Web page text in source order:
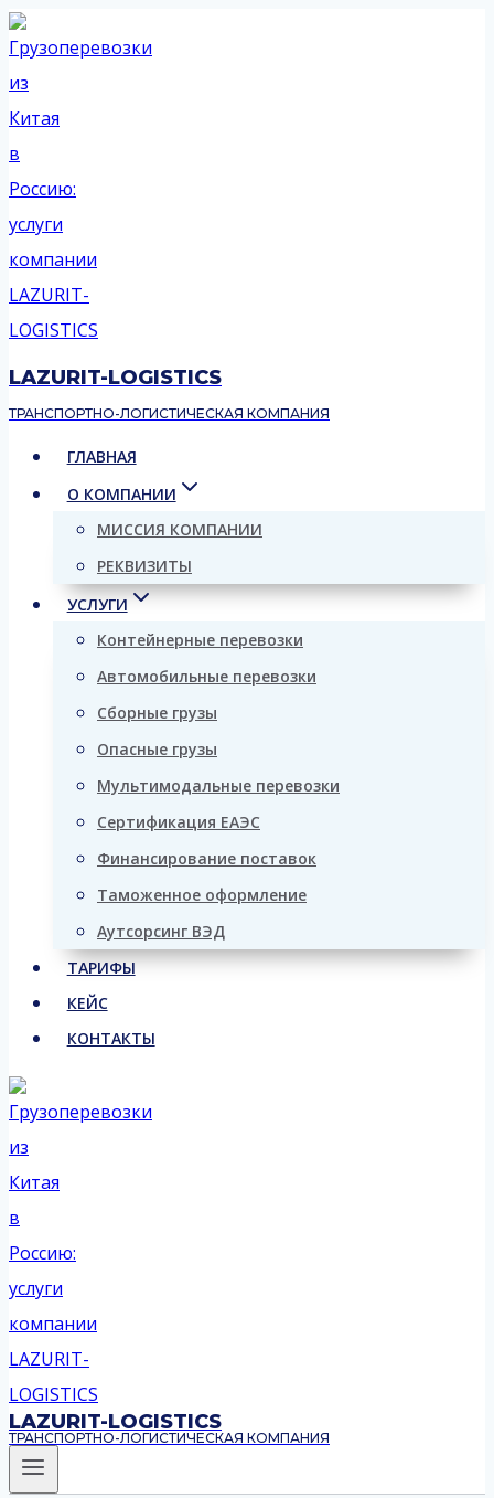
Перейти
к
содержимому
LAZURIT-LOGISTICS
ТРАНСПОРТНО-ЛОГИСТИЧЕСКАЯ КОМПАНИЯ
ГЛАВНАЯ
О КОМПАНИИ
МИССИЯ КОМПАНИИ
РЕКВИЗИТЫ
УСЛУГИ
Контейнерные перевозки
Автомобильные перевозки
Сборные грузы
Опасные грузы
Мультимодальные перевозки
Сертификация ЕАЭС
Финансирование поставок
Таможенное оформление
Аутсорсинг ВЭД
ТАРИФЫ
КЕЙС
КОНТАКТЫ
LAZURIT-LOGISTICS
ТРАНСПОРТНО-ЛОГИСТИЧЕСКАЯ КОМПАНИЯ